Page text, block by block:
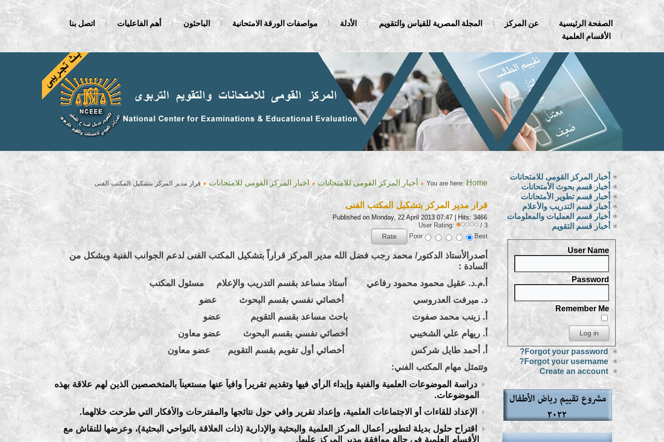
الصفحة الرئيسية عن المركز المجلة المصرية للقياس والتقويم الأدلة مواصفات الورقة الامتحانية الباحثون أهم الفاعليات
اتصل بنا
الأقسام العلمية
أخبار المركز القومى للامتحانات
أخبار قسم بحوث الأمتحانات
أخبار قسم تطوير الأمتحانات
أخبار قسم التدريب والأعلام
أخبار قسم العمليات والمعلومات
أخبار قسم التقويم
User Name
Password
Remember Me
Forgot your password?
Forgot your username?
Create an account
You are here: Home أخبار المركز القومى للامتحانات اخبار المركز القومى للامتحانات قرار مدير المركز بتشكيل المكتب الفنى
قرار مدير المركز بتشكيل المكتب الفنى
Published on Monday, 22 April 2013 07:47 | Hits: 3466
User Rating:
/ 3
Poor
Best
أصدرالأستاذ الدكتور/ محمد رجب فضل الله مدير المركز قراراً بتشكيل المكتب الفنى لدعم الجوانب الفنية ويشكل من
السادة :
أ.م.د. عقيل محمود محمود رفاعي أستاذ مساعد بقسم التدريب والإعلام مسئول المكتب
د. ميرفت العدروسي أخصائي نفسي بقسم البحوث عضو
أ. زينب محمد صفوت باحث مساعد بقسم التقويم عضو
أ. ريهام علي الشخيبي أخصائي نفسي بقسم البحوث عضو معاون
أ. أحمد طايل شركس أخصائي أول تقويم بقسم التقويم عضو معاون
وتتمثل مهام المكتب الفني:
دراسة الموضوعات العلمية والفنية وإبداء الرأي فيها وتقديم تقريراً وافياً عنها مستعيناً بالمتخصصين الذين لهم علاقة بهذه
الموضوعات.
الإعداد للقاءات أو الاجتماعات العلمية، وإعداد تقرير وافي حول نتائجها والمقترحات والأفكار التي طرحت خلالهما.
اقتراح حلول بديلة لتطوير أعمال المركز العلمية والبحثية والإدارية (ذات العلاقة بالنواحي البحثية)، وعرضها للنقاش مع
الأقسام العلمية في حالة موافقة مدير المركز عليها.